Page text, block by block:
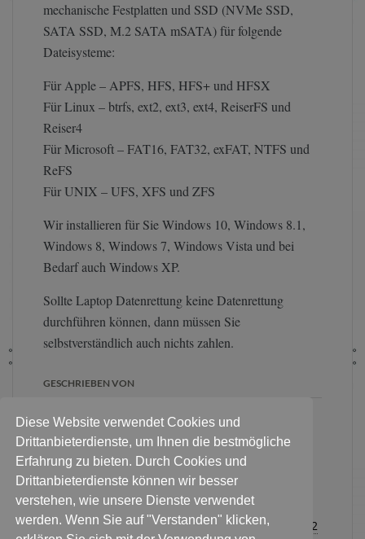
mechanische Festplatten und SSD (NVMe SSD,
SATA SSD, M.2 SATA mSATA) für folgende
Dateisysteme:
Für Apple – APFS, HFS, HFS+ und HFSX
Für Linux – btrfs, ext2, ext3, ext4, ReiserFS und
Reiser4
Für Microsoft – FAT16, FAT32, exFAT, NTFS und
ReFS
Für UNIX – UFS, XFS und ZFS
Wir installieren für Sie Windows 10, Windows 8.1,
Windows 8, Windows 7, Windows Vista und bei
Bedarf auch Windows XP.
Sollte Laptop Datenrettung keine Datenrettung
durchführen können, dann müssen Sie
selbstverständlich auch nichts zahlen.
GESCHRIEBEN VON
an diese Adresse. Persönlich
Festplatte & Datenträger
abgeben? Bitte Termin
vereinbaren:Für alle Kontaktanfragen
Sie haben noch Fragen zum Ablauf?0178 3376232
Diese Website verwendet Cookies und
Drittanbieterdienste, um Ihnen die bestmögliche
Erfahrung zu bieten. Durch Cookies und
Drittanbieterdienste können wir besser
verstehen, wie unsere Dienste verwendet
werden. Wenn Sie auf "Verstanden" klicken,